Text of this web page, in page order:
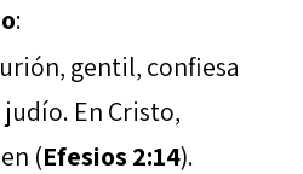
:
gentil, confiesa
judío. En Cristo,
(Efesios 2:14).